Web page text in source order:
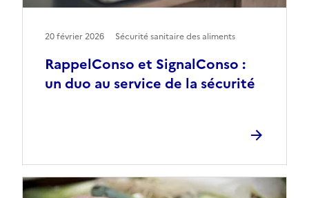
RappelConso et SignalConso :
un duo au service de la sécurité
20 février 2026 Sécurité sanitaire des aliments